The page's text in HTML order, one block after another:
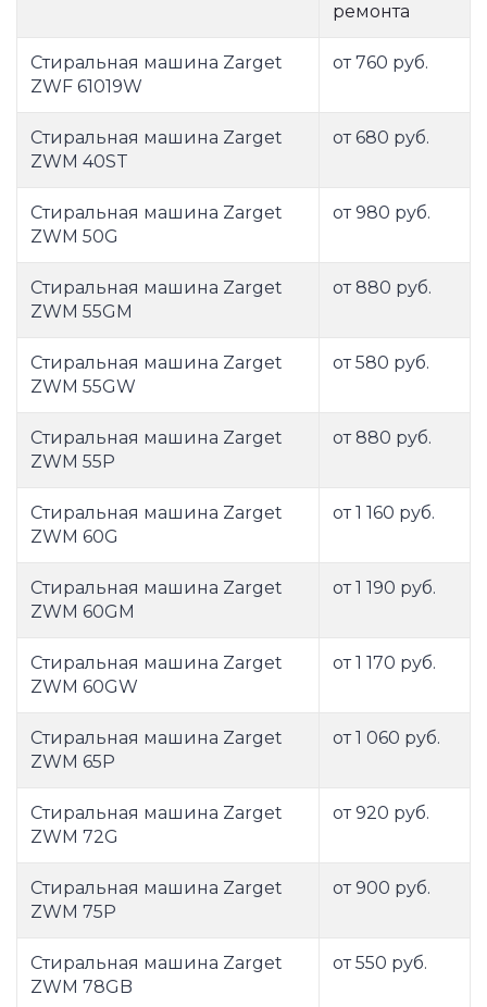
ремонта
Стиральная машина Zarget
ZWF 61019W
от 760 руб.
Стиральная машина Zarget
ZWM 40ST
от 680 руб.
Стиральная машина Zarget
ZWM 50G
от 980 руб.
Стиральная машина Zarget
ZWM 55GM
от 880 руб.
Стиральная машина Zarget
ZWM 55GW
от 580 руб.
Стиральная машина Zarget
ZWM 55P
от 880 руб.
Стиральная машина Zarget
ZWM 60G
от 1 160 руб.
Стиральная машина Zarget
ZWM 60GM
от 1 190 руб.
Стиральная машина Zarget
ZWM 60GW
от 1 170 руб.
Стиральная машина Zarget
ZWM 65P
от 1 060 руб.
Стиральная машина Zarget
ZWM 72G
от 920 руб.
Стиральная машина Zarget
ZWM 75P
от 900 руб.
Стиральная машина Zarget
ZWM 78GB
от 550 руб.